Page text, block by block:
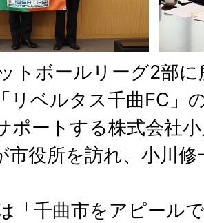
トボールリーグ2部
リベルタス千曲FC」
ポートする株式会社
市役所を訪れ、小川
「千曲市をアピール